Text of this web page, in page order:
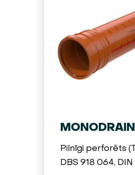
Pilnīgi perforēts
DBS 918 064,